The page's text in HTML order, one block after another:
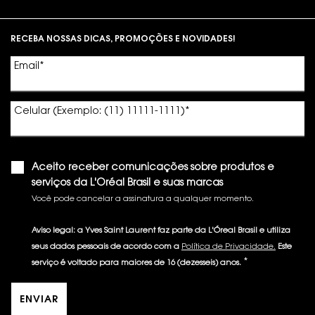
RECEBA NOSSAS DICAS, PROMOÇÕES E NOVIDADES!
Email *
Celular (Exemplo: (11) 11111-1111) *
Aceito receber comunicações sobre produtos e
serviços da L'Oréal Brasil e suas marcas
Você pode cancelar a assinatura a qualquer momento.​
Aviso legal: a Yves Saint Laurent faz parte da L'Óreal Brasil e utiliza
seus dados pessoais de acordo com a Política de Privacidade. Este
serviço é voltado para maiores de 16 (dezesseis) anos. *
ENVIAR